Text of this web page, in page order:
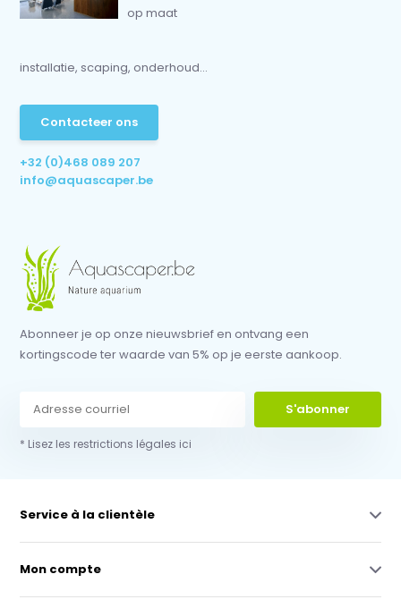
op maat
installatie, scaping, onderhoud...
Contacteer ons
+32 (0)468 089 207
info@aquascaper.be
Abonneer je op onze nieuwsbrief en ontvang een
kortingscode ter waarde van 5% op je eerste aankoop.
S'abonner
* Lisez les restrictions légales ici
Service à la clientèle
Mon compte